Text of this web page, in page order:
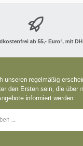
ab 55,- Euro¹, mit
unseren regelmäßig
den Ersten sein, die über
informiert werden.